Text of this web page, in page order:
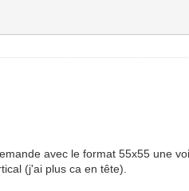
avec le format 55x55 une
(j'ai plus ca en tête).